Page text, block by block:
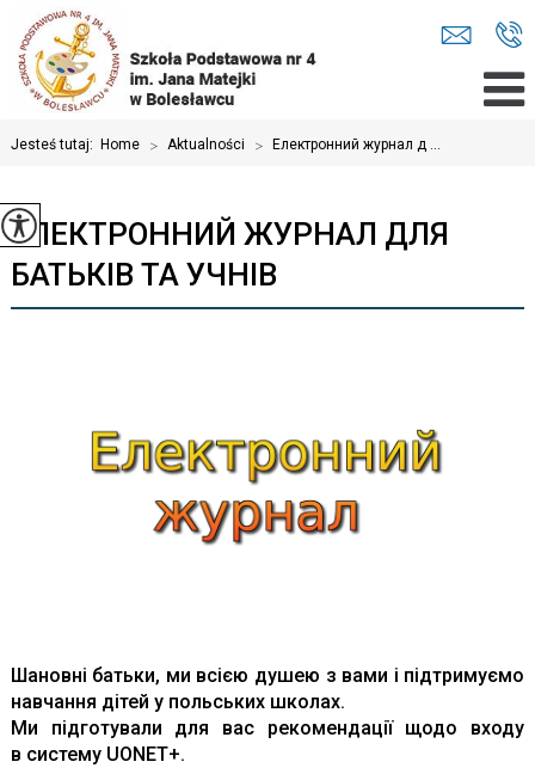
Jesteś tutaj: Home > Aktualności > Електронний журнал д ...
ЕЛЕКТРОННИЙ ЖУРНАЛ ДЛЯ
БАТЬКІВ ТА УЧНІВ
Шановні батьки, ми всією душею з вами і підтримуємо
навчання дітей у польських школах.
Ми підготували для вас рекомендації щодо входу
в систему UONET+.